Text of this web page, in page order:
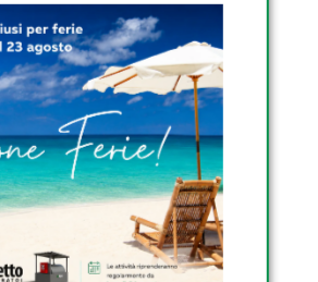
al largo della prefettura di
un periodo di circa 30 anni,
la concentrazione di trizio
del massimo
nazionali. Dice che
avere un impatto
del pubblico al
basso. Un sondaggio NHK